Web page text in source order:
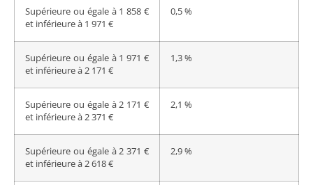
Supérieure ou égale à 1 858 €
et inférieure à 1 971 €
0,5 %
Supérieure ou égale à 1 971 €
et inférieure à 2 171 €
1,3 %
Supérieure ou égale à 2 171 €
et inférieure à 2 371 €
2,1 %
Supérieure ou égale à 2 371 €
et inférieure à 2 618 €
2,9 %